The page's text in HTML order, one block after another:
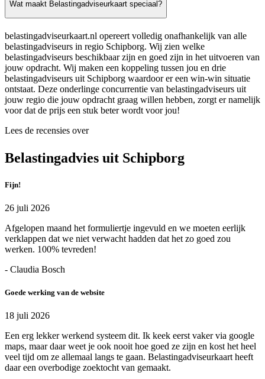
Wat maakt Belastingadviseurkaart speciaal?
belastingadviseurkaart.nl opereert volledig onafhankelijk van alle
belastingadviseurs in regio Schipborg. Wij zien welke
belastingadviseurs beschikbaar zijn en goed zijn in het uitvoeren van
jouw opdracht. Wij maken een koppeling tussen jou en drie
belastingadviseurs uit Schipborg waardoor er een win-win situatie
ontstaat. Deze onderlinge concurrentie van belastingadviseurs uit
jouw regio die jouw opdracht graag willen hebben, zorgt er namelijk
voor dat de prijs een stuk beter wordt voor jou!
Lees de recensies over
Belastingadvies uit Schipborg
Fijn!
26 juli 2026
Afgelopen maand het formuliertje ingevuld en we moeten eerlijk
verklappen dat we niet verwacht hadden dat het zo goed zou
werken. 100% tevreden!
- Claudia Bosch
Goede werking van de website
18 juli 2026
Een erg lekker werkend systeem dit. Ik keek eerst vaker via google
maps, maar daar weet je ook nooit hoe goed ze zijn en kost het heel
veel tijd om ze allemaal langs te gaan. Belastingadviseurkaart heeft
daar een overbodige zoektocht van gemaakt.